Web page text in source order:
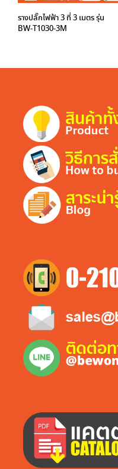
รางปลั๊กไฟฟ้า 3 ที่ 3 เมตร รุ่น
BW-T1030-3M